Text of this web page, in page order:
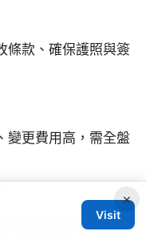
條款、確保護照與簽
變更費用高，需全盤
日通常能省下不少，
×
Visit